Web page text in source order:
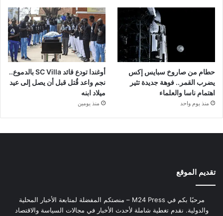
حطام من صاروخ سبايس إكس
يضرب القمر.. فوهة جديدة تثير
اهتمام ناسا والعلماء
منذ يوم واحد
أوغندا تودع قائد SC Villa بالدموع..
نجم واعد قُتل قبل أن يصل إلى عيد
ميلاد ابنه
منذ يومين
تقديم الموقع
مرحبًا بكم في M24 Press – منصتكم المفضلة لمتابعة الأخبار المحلية
والدولية. نقدم تغطية شاملة لأحدث الأخبار في مجالات السياسة والاقتصاد